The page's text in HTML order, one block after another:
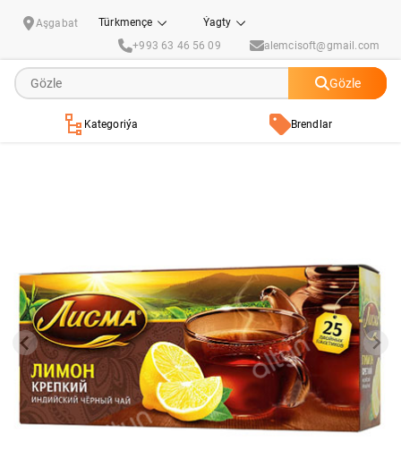
Aşgabat Türkmençe
Ýagty
+993 63 46 56 09
alemcisoft@gmail.com
Gözle
Kategoriýa Brendlar